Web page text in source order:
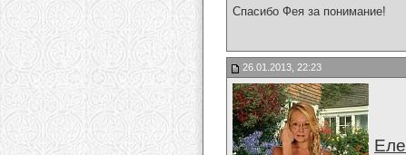
Спасибо Фея за понимание!
26.01.2013, 22:23